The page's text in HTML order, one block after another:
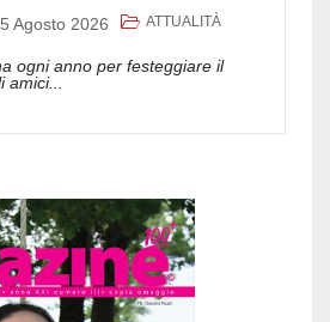
5 Agosto 2026 ATTUALITÀ
ogni anno per festeggiare il
amici...